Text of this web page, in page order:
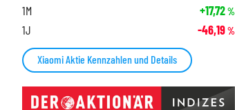
1M +17,72%
1J -46,19%
Xiaomi Aktie Kennzahlen und Details